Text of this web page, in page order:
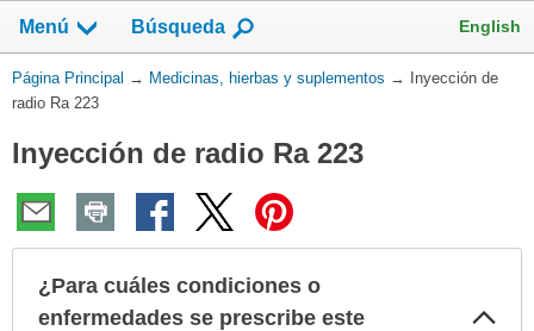
Menú
Mostrar
campo
de
Búsqueda English
Usted
está
Página Principal → Medicinas, hierbas y suplementos →
Inyección de
radio Ra 223
Inyección de radio Ra 223
¿Para cuáles condiciones o
enfermedades se prescribe este